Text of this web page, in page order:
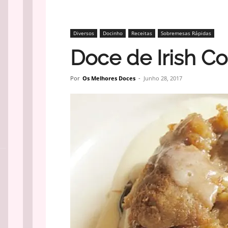
Diversos Docinho Receitas Sobremesas Rápidas
Doce de Irish
Por Os Melhores Doces - Junho 28, 2017